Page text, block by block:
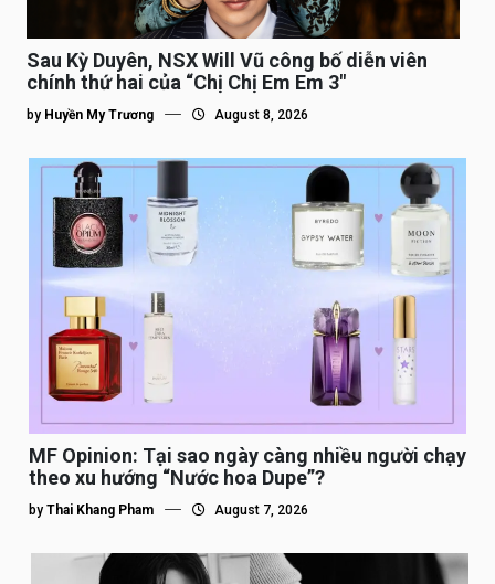
Sau Kỳ Duyên, NSX Will Vũ công bố diễn viên
chính thứ hai của “Chị Chị Em Em 3″
by Huyền My Trương August 8, 2026
MF Opinion: Tại sao ngày càng nhiều người chạy
theo xu hướng “Nước hoa Dupe”?
by Thai Khang Pham August 7, 2026